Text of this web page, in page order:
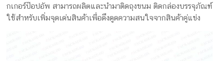
กเกอร์ป๊อปอัพ สามารถผลิตและนำมาติดถุงขนม ติดกล่องบรรจุภัณฑ์
ใช้สำหรับเพิ่มจุดเด่นสินค้าเพื่อดึงดูดความสนใจจากสินค้าคู่แข่ง